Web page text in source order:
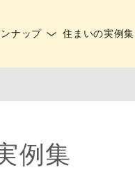
ナップ 住まいの実例集
例集